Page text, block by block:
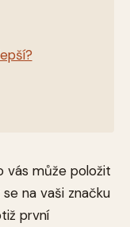
vás může položit
na vaši značku
první